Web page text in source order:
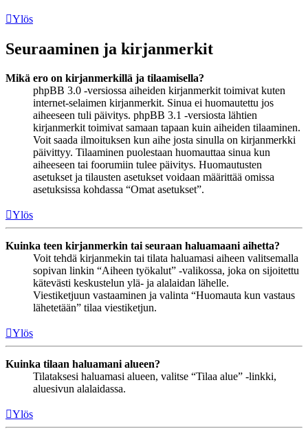
Ylös
Seuraaminen ja kirjanmerkit
Mikä ero on kirjanmerkillä ja tilaamisella?
phpBB 3.0 -versiossa aiheiden kirjanmerkit toimivat kuten
internet-selaimen kirjanmerkit. Sinua ei huomautettu jos
aiheeseen tuli päivitys. phpBB 3.1 -versiosta lähtien
kirjanmerkit toimivat samaan tapaan kuin aiheiden tilaaminen.
Voit saada ilmoituksen kun aihe josta sinulla on kirjanmerkki
päivittyy. Tilaaminen puolestaan huomauttaa sinua kun
aiheeseen tai foorumiin tulee päivitys. Huomautusten
asetukset ja tilausten asetukset voidaan määrittää omissa
asetuksissa kohdassa “Omat asetukset”.
Ylös
Kuinka teen kirjanmerkin tai seuraan haluamaani aihetta?
Voit tehdä kirjanmekin tai tilata haluamasi aiheen valitsemalla
sopivan linkin “Aiheen työkalut” -valikossa, joka on sijoitettu
kätevästi keskustelun ylä- ja alalaidan lähelle.
Viestiketjuun vastaaminen ja valinta “Huomauta kun vastaus
lähetetään” tilaa viestiketjun.
Ylös
Kuinka tilaan haluamani alueen?
Tilataksesi haluamasi alueen, valitse “Tilaa alue” -linkki,
aluesivun alalaidassa.
Ylös